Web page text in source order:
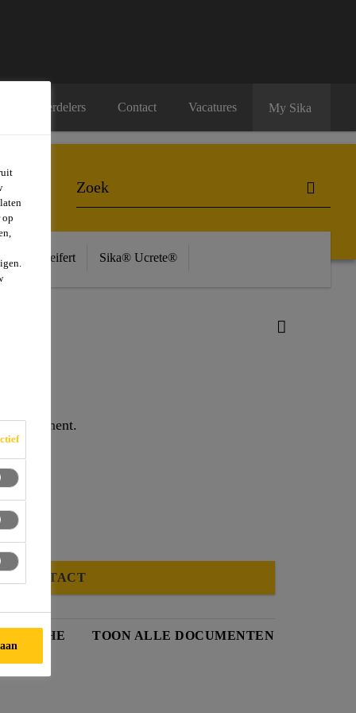
Onze verdelers Contact Vacatures My Sika
Seifert Sika® Ucrete®
cement.
CONTACT
FICHE TOON ALLE DOCUMENTEN
op